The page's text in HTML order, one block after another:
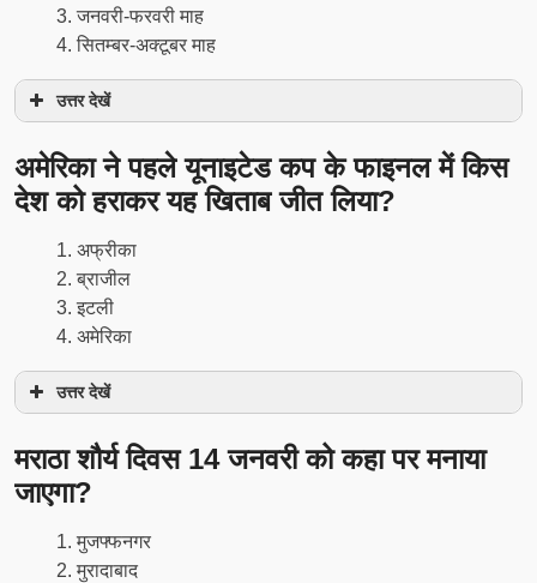
जनवरी-फरवरी माह
सितम्बर-अक्टूबर माह
उत्तर देखें
अमेरिका ने पहले यूनाइटेड कप के फाइनल में किस
देश को हराकर यह खिताब जीत लिया?
अफ्रीका
ब्राजील
इटली
अमेरिका
उत्तर देखें
मराठा शौर्य दिवस 14 जनवरी को कहा पर मनाया
जाएगा?
मुजफ्फनगर
मुरादाबाद